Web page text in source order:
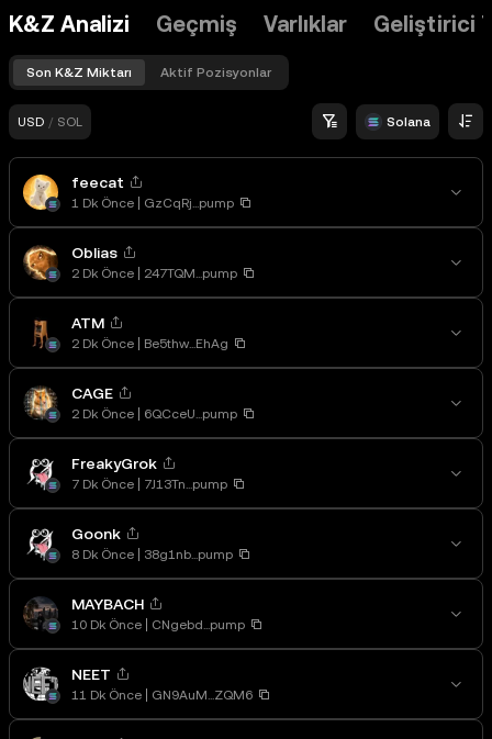
K&Z Analizi Geçmiş Varlıklar Geliştirici
Son K&Z Miktarı Aktif Pozisyonlar
USD / SOL Solana
feecat
1 Dk Önce GzCqRj...pump
Oblias
2 Dk Önce 247TQM...pump
ATM
2 Dk Önce Be5thw...EhAg
CAGE
2 Dk Önce 6QCceU...pump
FreakyGrok
7 Dk Önce 7J13Tn...pump
Goonk
8 Dk Önce 38g1nb...pump
MAYBACH
10 Dk Önce CNgebd...pump
NEET
11 Dk Önce GN9AuM...ZQM6